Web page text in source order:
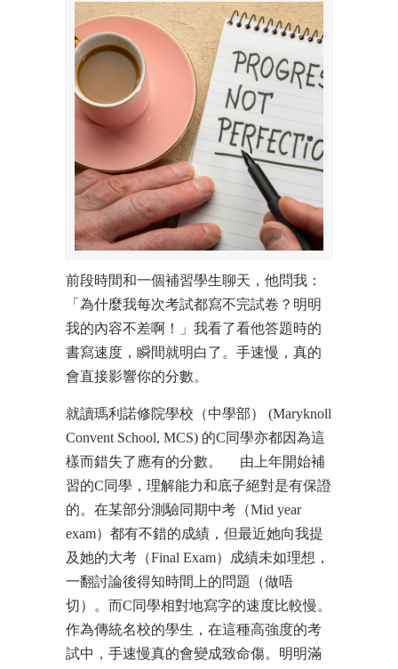
前段時間和一個補習學生聊天，他問我：
「為什麼我每次考試都寫不完試卷？明明
我的內容不差啊！」我看了看他答題時的
書寫速度，瞬間就明白了。手速慢，真的
會直接影響你的分數。
就讀瑪利諾修院學校（中學部） (Maryknoll
Convent School, MCS) 的C同學亦都因為這
樣而錯失了應有的分數。 由上年開始補
習的C同學，理解能力和底子絕對是有保證
的。在某部分測驗同期中考（Mid year
exam）都有不錯的成績，但最近她向我提
及她的大考（Final Exam）成績未如理想，
一翻討論後得知時間上的問題（做唔
切）。而C同學相對地寫字的速度比較慢。
作為傳統名校的學生，在這種高強度的考
試中，手速慢真的會變成致命傷。明明滿